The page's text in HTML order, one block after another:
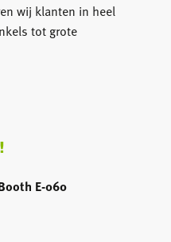
wij klanten in heel
tot grote
E-060